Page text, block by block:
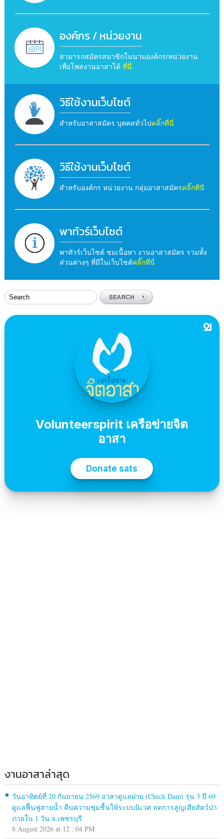
องค์กร / หน่วยงาน
สามารถสมัครสมาชิกในนามองค์กร/หน่วยงาน
เพื่อโพสงานอาสาได้ ที่นี่
วิธีใช้งานเว็บไซต์
สำหรับอาสาสมัคร บุคคลทั่วไปคลิ๊กที่นี่
วิธีใช้งานเว็บไซต์
สำหรับองค์กร หน่วยงาน กลุ่มอาสาสมัครคลิ๊กที่นี่
พาทัวร์เว็บไซต์
พาทัวร์เว็บไซต์ ชมเนื้อหา งานอาสาสมัคร รวมทั้ง
ส่วนต่างๆ ที่มีในเว็บไซต์คลิ๊กที่นี่
งานอาสาล่าสุด
วันอาทิตย์ที่ 20 กันยายน 2569 อาสาดูแลฝาย (Check Dam) รุ่น 3 ปี 69
ดูแลฟื้นฟูสายน้ำ คืนความชุมชื้นให้ระบบนิเวศ ลดการสูญเสียสัตว์ป่า
ภายใน 1 วัน จ.เพชรบุรี
8 August 2026 at 12 : 04 PM